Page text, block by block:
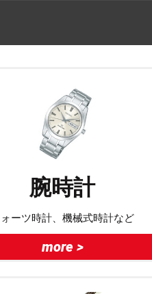
腕時計
ォーツ時計、機械式時計など
more >